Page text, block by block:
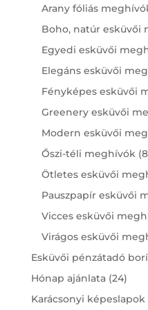
Arany fóliás
Boho, natúr esküvői
Egyedi esküvői
Elegáns esküvői
Fényképes esküvői
Greenery esküvői
Modern esküvői
Őszi-téli meghívók 8
Ötletes esküvői
Pauszpapír esküvői
Vicces esküvői
Virágos esküvői
Esküvői pénzátadó
Hónap ajánlata 2424
Karácsonyi képeslapok